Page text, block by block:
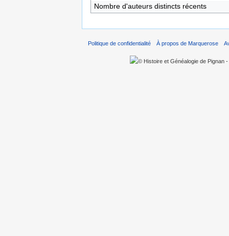
Nombre d'auteurs distincts récents
Politique de confidentialité À propos de Marquerose